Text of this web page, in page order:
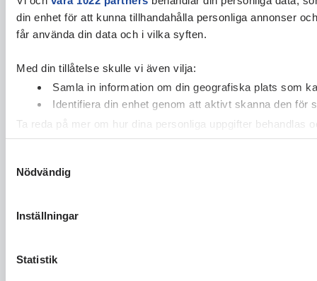
din enhet för att kunna tillhandahålla personliga annonser
får använda din data och i vilka syften.
Med din tillåtelse skulle vi även vilja:
Samla in information om din geografiska plats som
Identifiera din enhet genom att aktivt skanna den för
Ta reda på mer om hur dina personliga uppgifter behandlas
cookie-förklaringen.
Vi använder enhetsidentifierare för att anpassa innehållet
Nödvändig
Inställningar
Statistik